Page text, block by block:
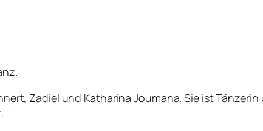
Zadiel und Katharina Joumana. Sie ist
.